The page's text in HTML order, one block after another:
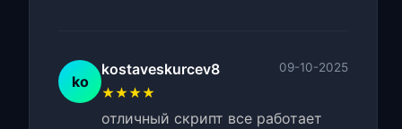
ko
kostaveskurcev8 09-10-2025
★★★★
отличный скрипт все работает